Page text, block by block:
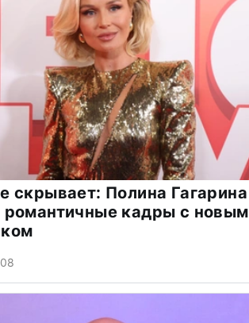
скрывает: Полина Гагарина
романтичные кадры с новым